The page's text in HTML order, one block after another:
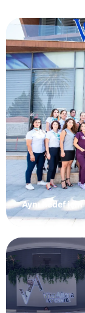
Aynı hedef